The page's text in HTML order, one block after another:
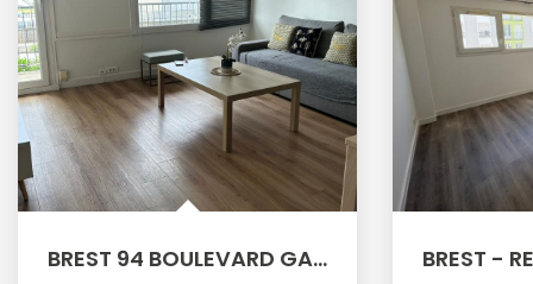
BREST 94 BOULEVARD GAMBETTA - Appartement T3 meublé de 58m²